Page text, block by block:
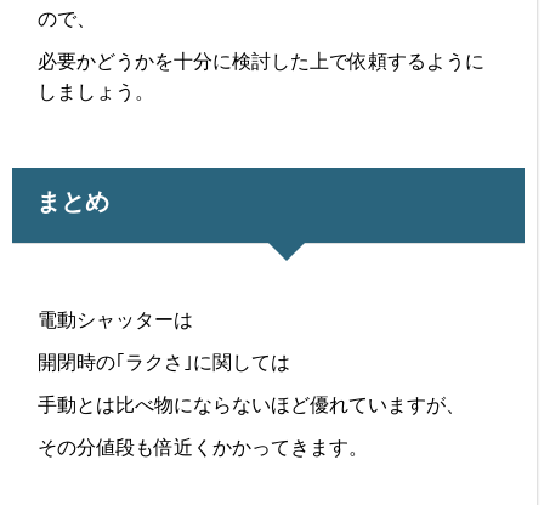
ので、
必要かどうかを十分に検討した上で依頼するように
しましょう。
まとめ
電動シャッターは
開閉時の｢ラクさ｣に関しては
手動とは比べ物にならないほど優れていますが、
その分値段も倍近くかかってきます。